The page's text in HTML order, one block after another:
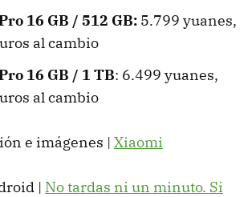
16 GB / 512 GB: 5.799 yuanes,
al cambio
16 GB / 1 TB: 6.499 yuanes,
al cambio
e imágenes | Xiaomi
| No tardas ni un minuto. Si